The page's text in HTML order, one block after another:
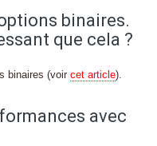
binaires.
que cela ?
binaires (voir cet article).
avec